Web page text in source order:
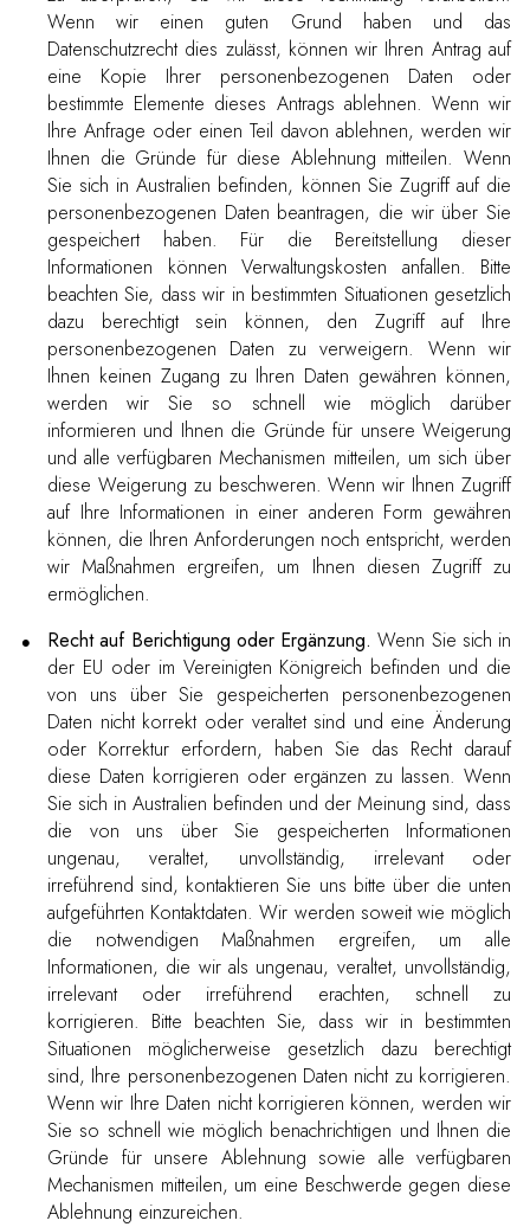
Wenn wir einen guten Grund haben und das
Datenschutzrecht dies zulässt, können wir Ihren Antrag auf
eine Kopie Ihrer personenbezogenen Daten oder
bestimmte Elemente dieses Antrags ablehnen. Wenn wir
Ihre Anfrage oder einen Teil davon ablehnen, werden wir
Ihnen die Gründe für diese Ablehnung mitteilen. Wenn
Sie sich in Australien befinden, können Sie Zugriff auf die
personenbezogenen Daten beantragen, die wir über Sie
gespeichert haben. Für die Bereitstellung dieser
Informationen können Verwaltungskosten anfallen. Bitte
beachten Sie, dass wir in bestimmten Situationen gesetzlich
dazu berechtigt sein können, den Zugriff auf Ihre
personenbezogenen Daten zu verweigern. Wenn wir
Ihnen keinen Zugang zu Ihren Daten gewähren können,
werden wir Sie so schnell wie möglich darüber
informieren und Ihnen die Gründe für unsere Weigerung
und alle verfügbaren Mechanismen mitteilen, um sich über
diese Weigerung zu beschweren. Wenn wir Ihnen Zugriff
auf Ihre Informationen in einer anderen Form gewähren
können, die Ihren Anforderungen noch entspricht, werden
wir Maßnahmen ergreifen, um Ihnen diesen Zugriff zu
ermöglichen.
Recht auf Berichtigung oder Ergänzung. Wenn Sie sich in
der EU oder im Vereinigten Königreich befinden und die
von uns über Sie gespeicherten personenbezogenen
Daten nicht korrekt oder veraltet sind und eine Änderung
oder Korrektur erfordern, haben Sie das Recht darauf
diese Daten korrigieren oder ergänzen zu lassen. Wenn
Sie sich in Australien befinden und der Meinung sind, dass
die von uns über Sie gespeicherten Informationen
ungenau, veraltet, unvollständig, irrelevant oder
irreführend sind, kontaktieren Sie uns bitte über die unten
aufgeführten Kontaktdaten. Wir werden soweit wie möglich
die notwendigen Maßnahmen ergreifen, um alle
Informationen, die wir als ungenau, veraltet, unvollständig,
irrelevant oder irreführend erachten, schnell zu
korrigieren. Bitte beachten Sie, dass wir in bestimmten
Situationen möglicherweise gesetzlich dazu berechtigt
sind, Ihre personenbezogenen Daten nicht zu korrigieren.
Wenn wir Ihre Daten nicht korrigieren können, werden wir
Sie so schnell wie möglich benachrichtigen und Ihnen die
Gründe für unsere Ablehnung sowie alle verfügbaren
Mechanismen mitteilen, um eine Beschwerde gegen diese
Ablehnung einzureichen.